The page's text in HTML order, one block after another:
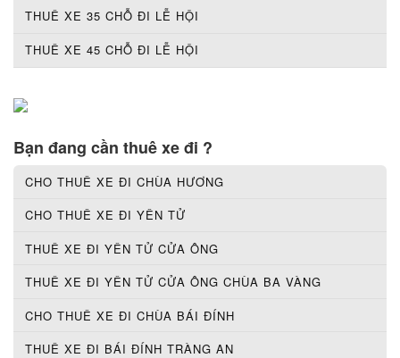
THUÊ XE 35 CHỖ ĐI LỄ HỘI
THUÊ XE 45 CHỖ ĐI LỄ HỘI
Bạn đang cần thuê xe đi ?
CHO THUÊ XE ĐI CHÙA HƯƠNG
CHO THUÊ XE ĐI YÊN TỬ
THUÊ XE ĐI YÊN TỬ CỬA ÔNG
THUÊ XE ĐI YÊN TỬ CỬA ÔNG CHÙA BA VÀNG
CHO THUÊ XE ĐI CHÙA BÁI ĐÍNH
THUÊ XE ĐI BÁI ĐÍNH TRÀNG AN